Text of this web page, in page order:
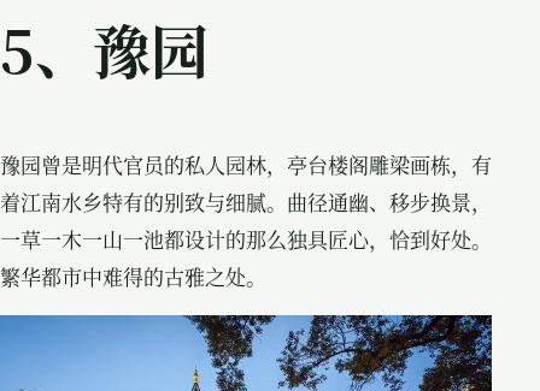
5、豫园
豫园曾是明代官员的私人园林，亭台楼阁雕梁画栋，有
着江南水乡特有的别致与细腻。曲径通幽、移步换景，
一草一木一山一池都设计的那么独具匠心，恰到好处。
繁华都市中难得的古雅之处。